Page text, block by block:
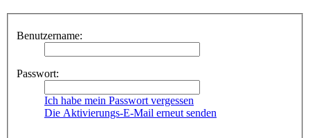
Benutzername:
Passwort:
Ich habe mein Passwort vergessen
Die Aktivierungs-E-Mail erneut senden